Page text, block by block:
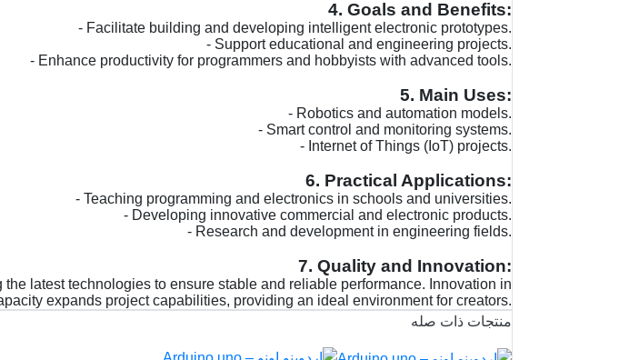
4. Goals and Benefits:
- Facilitate building and developing intelligent electronic prototypes.
- Support educational and engineering projects.
- Enhance productivity for programmers and hobbyists with advanced tools.
5. Main Uses:
- Robotics and automation models.
- Smart control and monitoring systems.
- Internet of Things (IoT) projects.
6. Practical Applications:
- Teaching programming and electronics in schools and universities.
- Developing innovative commercial and electronic products.
- Research and development in engineering fields.
7. Quality and Innovation:
latest technologies to ensure stable and reliable performance. Innovation in
expands project capabilities, providing an ideal environment for creators.
منتجات ذات صله